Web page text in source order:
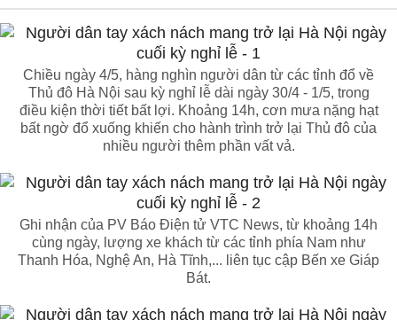
Chiều ngày 4/5, hàng nghìn người dân từ các tỉnh đổ về
Thủ đô Hà Nội sau kỳ nghỉ lễ dài ngày 30/4 - 1/5, trong
điều kiện thời tiết bất lợi. Khoảng 14h, cơn mưa nặng hạt
bất ngờ đổ xuống khiến cho hành trình trở lại Thủ đô của
nhiều người thêm phần vất vả.
Ghi nhận của PV Báo Điện tử VTC News, từ khoảng 14h
cùng ngày, lượng xe khách từ các tỉnh phía Nam như
Thanh Hóa, Nghệ An, Hà Tĩnh,... liên tục cập Bến xe Giáp
Bát.